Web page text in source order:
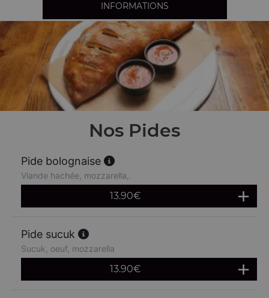
INFORMATIONS
Nos Pides
Pide bolognaise
Viande hachée, mozzarella,
13.90€
Pide sucuk
Sucuk, oeuf, mozzarella
13.90€